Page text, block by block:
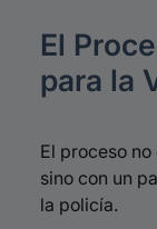
El
para la
El proceso
sino con un
la policía.